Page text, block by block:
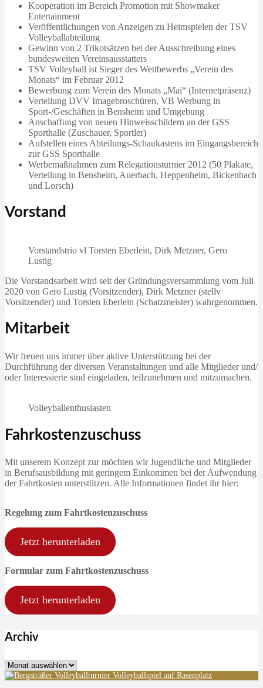
Kooperation im Bereich Promotion mit Showmaker
Entertainment
Veröffentlichungen von Anzeigen zu Heimspielen der TSV
Volleyballabteilung
Gewinn von 2 Trikotsätzen bei der Ausschreibung eines
bundesweiten Vereinsausstatters
TSV Volleyball ist Sieger des Wettbewerbs „Verein des
Monats“ im Februar 2012
Bewerbung zum Verein des Monats „Mai“ (Internetpräsenz)
Verteilung DVV Imagebroschüren, VB Werbung in
Sport-/Geschäften in Bensheim und Umgebung
Anschaffung von neuen Hinweisschildern an der GSS
Sporthalle (Zuschauer, Sportler)
Aufstellen eines Abteilungs-Schaukastens im Eingangsbereich
zur GSS Sporthalle
Werbemaßnahmen zum Relegationsturnier 2012 (50 Plakate,
Verteilung in Bensheim, Auerbach, Heppenheim, Bickenbach
und Lorsch)
Vorstand
Vorstandstrio vl Torsten Eberlein, Dirk Metzner, Gero
Lustig
Die Vorstandsarbeit wird seit der Gründungsversammlung vom Juli
2020 von Gero Lustig (Vorsitzender), Dirk Metzner (stellv
Vorsitzender) und Torsten Eberlein (Schatzmeister) wahrgenommen.
Mitarbeit
Wir freuen uns immer über aktive Unterstützung bei der
Durchführung der diversen Veranstaltungen und alle Mitglieder und/
oder Interessierte sind eingeladen, teilzunehmen und mitzumachen.
Volleyballenthusiasten
Fahrkostenzuschuss
Mit unserem Konzept zur möchten wir Jugendliche und Mitglieder
in Berufsausbildung mit geringem Einkommen bei der Aufwendung
der Fahrtkosten unterstützen. Alle Informationen findet ihr hier:
Regelung zum Fahrtkostenzuschuss
Jetzt herunterladen
Formular zum Fahrtkostenzuschuss
Jetzt herunterladen
Archiv
Archiv